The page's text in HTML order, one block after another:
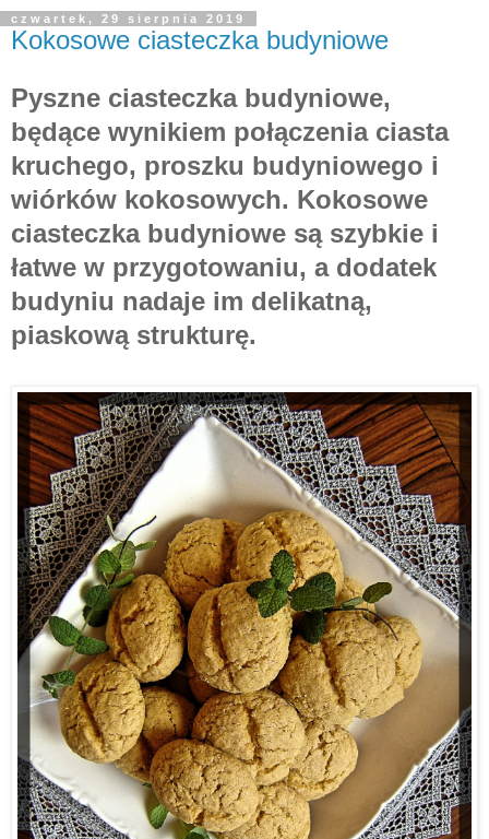
czwartek, 29 sierpnia 2019
Kokosowe ciasteczka budyniowe
Pyszne ciasteczka budyniowe,
będące wynikiem połączenia ciasta
kruchego, proszku budyniowego i
wiórków kokosowych. Kokosowe
ciasteczka budyniowe są szybkie i
łatwe w przygotowaniu, a dodatek
budyniu nadaje im delikatną,
piaskową strukturę.